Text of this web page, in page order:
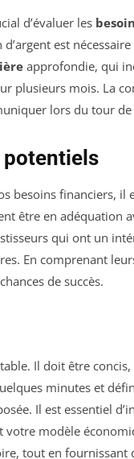
d’évaluer les
est
approfondie, qui
plusieurs mois. La
lors du tour de
besoins financiers, il
être en adéquation
qui ont un
En comprenant
de succès.
Il doit être
minutes et
Il est essentiel
modèle
tout en fournissant